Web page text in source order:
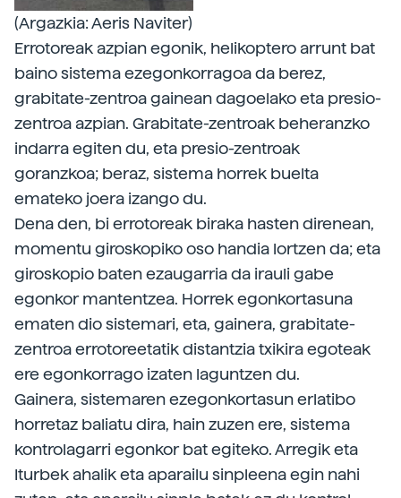
(Argazkia: Aeris Naviter)
Errotoreak azpian egonik, helikoptero arrunt bat
baino sistema ezegonkorragoa da berez,
grabitate-zentroa gainean dagoelako eta presio-
zentroa azpian. Grabitate-zentroak beheranzko
indarra egiten du, eta presio-zentroak
goranzkoa; beraz, sistema horrek buelta
emateko joera izango du.
Dena den, bi errotoreak biraka hasten direnean,
momentu giroskopiko oso handia lortzen da; eta
giroskopio baten ezaugarria da irauli gabe
egonkor mantentzea. Horrek egonkortasuna
ematen dio sistemari, eta, gainera, grabitate-
zentroa errotoreetatik distantzia txikira egoteak
ere egonkorrago izaten laguntzen du.
Gainera, sistemaren ezegonkortasun erlatibo
horretaz baliatu dira, hain zuzen ere, sistema
kontrolagarri egonkor bat egiteko. Arregik eta
Iturbek ahalik eta aparailu sinpleena egin nahi